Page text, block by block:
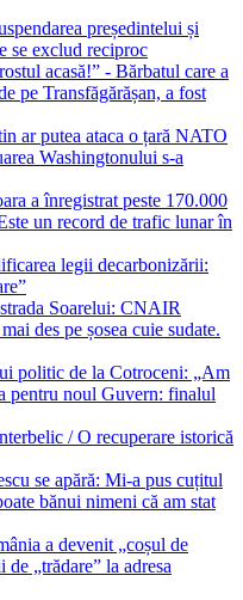
președintelui și
se exclud reciproc
acasă!” - Bărbatul care a
pe Transfăgărășan, a fost
ar putea ataca o țară NATO
Washingtonului s-a
a înregistrat peste 170.000
un record de trafic lunar în
legii decarbonizării:
Soarelui: CNAIR
des pe șosea cuie sudate.
politic de la Cotroceni: „Am
pentru noul Guvern: finalul
/ O recuperare istorică
se apără: Mi-a pus cuțitul
bănui nimeni că am stat
a devenit „coșul de
„trădare” la adresa